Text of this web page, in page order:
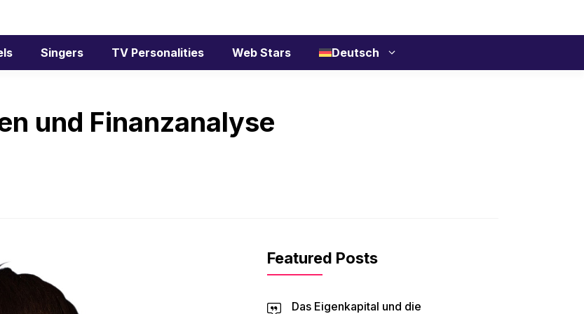
Singers TV Personalities Web Stars Deutsch
und Finanzanalyse
Featured Posts
Das Eigenkapital und die